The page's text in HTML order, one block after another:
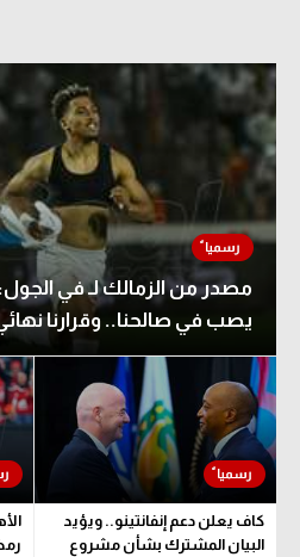
مصدر من الزمالك لـ في
يصب في صالحنا.. وقرارنا
كاف يعلن دعم إنفانتينو.. ويؤيد
البيان المشترك بشأن مشروع